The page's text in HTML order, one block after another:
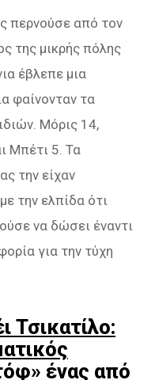
περνούσε από τον
της μικρής πόλης
έβλεπε μια
φαίνονταν τα
Μόρις 14,
Μπέτι 5. Τα
την είχαν
την ελπίδα ότι
να δώσει έναντι
για την τύχη
Τσικατίλο:
ένας από